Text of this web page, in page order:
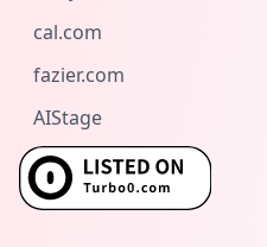
cal.com
fazier.com
AIStage